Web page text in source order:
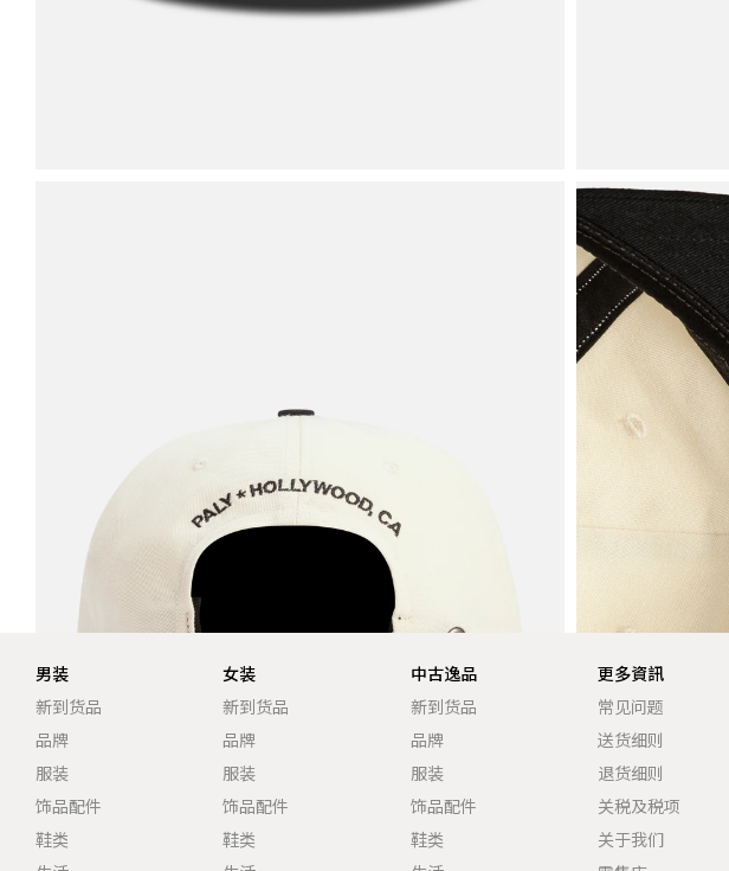
男装
新到货品
品牌
服装
饰品配件
鞋类
女装
新到货品
品牌
服装
饰品配件
鞋类
中古逸品
新到货品
品牌
服装
饰品配件
鞋类
更多資訊
常见问题
送货细则
退货细则
关税及税项
关于我们